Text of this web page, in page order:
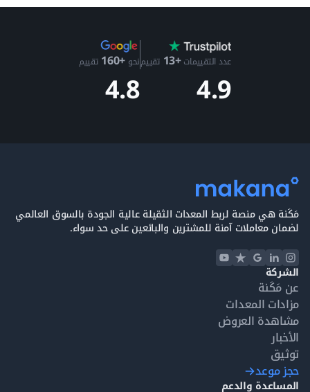
عدد التقييمات+13 تقييم
4.9
نحو +160 تقييم
4.8
مَكَنة هي منصة لربط المعدات الثقيلة عالية الجودة بالسوق العالمي
لضمان معاملات آمنة للمشترين والبائعين على حد سواء.
الشركة
عن مَكَنة
مزادات المعدات
مشاهدة العروض
الأخبار
توثيق
حجز موعد
المساعدة والدعم